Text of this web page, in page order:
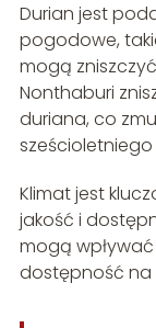
Durian jest
pogodowe,
mogą
Nonthaburi
duriana, co
Klimat jest
jakość i
mogą
dostępność na